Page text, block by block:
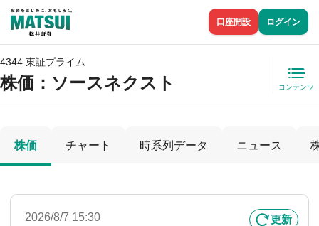
口座開設 ログイン
4344 東証プライム
株価 ：ソースネクスト コンテンツ
株価 チャート 時系列データ ニュース
2026/8/7 15:30 更新